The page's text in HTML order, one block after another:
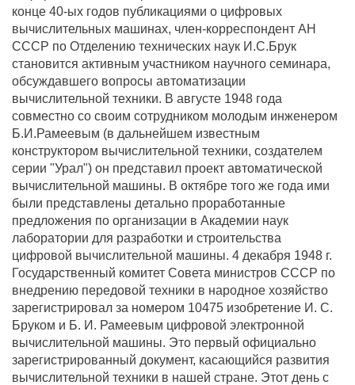
конце 40-ых годов публикациями о цифровых
вычислительных машинах, член-корреспондент АН
СССР по Отделению технических наук И.С.Брук
становится активным участником научного семинара,
обсуждавшего вопросы автоматизации
вычислительной техники. В августе 1948 года
совместно со своим сотрудником молодым инженером
Б.И.Рамеевым (в дальнейшем известным
конструктором вычислительной техники, создателем
серии "Урал") он представил проект автоматической
вычислительной машины. В октябре того же года ими
были представлены детально проработанные
предложения по организации в Академии наук
лаборатории для разработки и строительства
цифровой вычислительной машины. 4 декабря 1948 г.
Государственный комитет Совета министров СССР по
внедрению передовой техники в народное хозяйство
зарегистрировал за номером 10475 изобретение И. С.
Бруком и Б. И. Рамеевым цифровой электронной
вычислительной машины. Это первый официально
зарегистрированный документ, касающийся развития
вычислительной техники в нашей стране. Этот день с